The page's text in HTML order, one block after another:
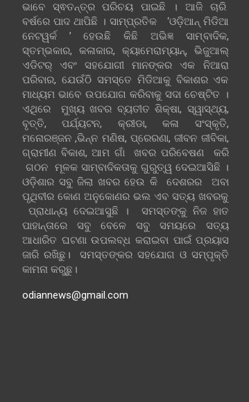
ଭାବେ ସ୍ଵତନ୍ତ୍ର ପରିଚୟ ପାଇଛି । ଆଜି ଚାରି
ବର୍ଷରେ ପାଦ ଥାପିଛି । ସାମ୍ପ୍ରତିକ ‘ଓଡ଼ିଆନ୍‍ ମିଡିଆ
ନେଟୱର୍କ ’ ହେଉଛି କିଛି ଅଭିଜ୍ଞ ସାମ୍ବାଦିକ,
ସ୍ତମ୍ଭକାର, କଳାକାର, କ୍ୟାମେରାମ୍ୟାନ୍, ଭିଜୁଆଲ୍
ଏଡିଟର୍ ଏବଂ ସହଯୋଗୀ ମାନଙ୍କର ଏକ ନିଆରା
ପରିବାର, ଯେଉଁଠି ସମସ୍ତେ ମିଡିଆକୁ ବିକାଶର ଏକ
ମାଧ୍ୟମ ଭାବେ ଉପଯୋଗ କରିବାକୁ ସଦା ଚେଷ୍ଟିତ ।
ଏଥିରେ ମୁଖ୍ୟ ଖବର ବ୍ୟତୀତ ଶିକ୍ଷା, ସ୍ୱାସ୍ଥ୍ୟ,
ବୃତ୍ତି, ପର୍ଯ୍ୟଟନ, କ୍ରୀଡା, କଳା ସଂସ୍କୃତି,
ମନୋରଞ୍ଜନ ,ଭିନ୍ନ ମଣିଷ, ପ୍ରେରଣା, ଜୀବନ ଜୀବିକା,
ଗ୍ରାମୀଣ ବିକାଶ, ଆମ ଗାଁ ଖବର ପରିବେଷଣ କରି
ଗଠନ ମୂଳକ ସାମ୍ବାଦିକତାକୁ ଗୁରୁତ୍ୱ ଦେଇଆସିଛି ।
ଓଡ଼ିଶାର ସବୁ ଜିଲା ଖବର ହେଉ କି ଦେଶରର ଅବା
ପୃଥିବୀର କୋଣ ଅନୁକୋଣର ଭଲ ଏବ ସତ୍ୟ ଖବରକୁ
ପ୍ରାଧାନ୍ୟ ଦେଇଆସୁଛି । ସମସ୍ତଙ୍କୁ ନିଜ ହାତ
ପାହାନ୍ତାରେ ସବୁ ବେଳେ ସବୁ ସମୟରେ ସତ୍ୟ
ଆଧାରିତ ଘଟଣା ଉପଲବ୍ଧ କରାଇବା ପାଇଁ ପ୍ରୟାସ
ଜାରି ରଖିଛୁ। ସମସ୍ତଙ୍କର ସହଯୋଗ ଓ ସମ୍ପୃକ୍ତି
କାମନା କରୁଛୁ।
odiannews@gmail.com